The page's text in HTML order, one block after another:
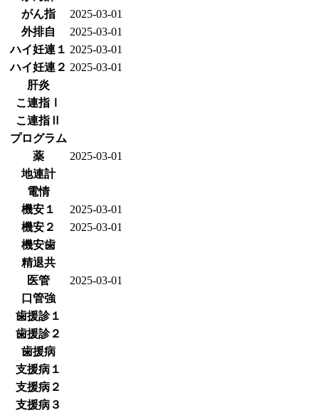
がん指
2025-03-01
外排自
2025-03-01
ハイ妊連１ 2025-03-01
ハイ妊連２ 2025-03-01
肝炎
こ連指Ⅰ
こ連指Ⅱ
プログラム
薬
2025-03-01
地連計
電情
機安１
2025-03-01
機安２
2025-03-01
機安歯
精退共
医管
2025-03-01
口管強
歯援診１
歯援診２
歯援病
支援病１
支援病２
支援病３